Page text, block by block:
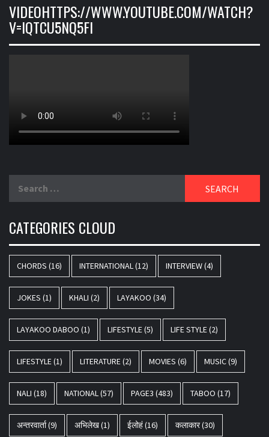
VIDEOHTTPS://WWW.YOUTUBE.COM/WATCH?
V=IQTCU5NQ5FI
CATEGORIES CLOUD
CHORDS (16) INTERNATIONAL(12) INTERVIEW(4)
JOKES (1) KHALI (2) LAYAKOO (34)
LAYAKOO DABOO (1) LIFESTYLE(5) LIFE STYLE(2)
LIFESTYLE(1) LITERATURE(2) MOVIES (6) MUSIC(9)
NALI (18) NATIONAL(57) PAGE3 (483) TABOO (17)
अन्तरवार्ता(9) अभिलेख(1) ईलोहं(16) कलाकार(30)